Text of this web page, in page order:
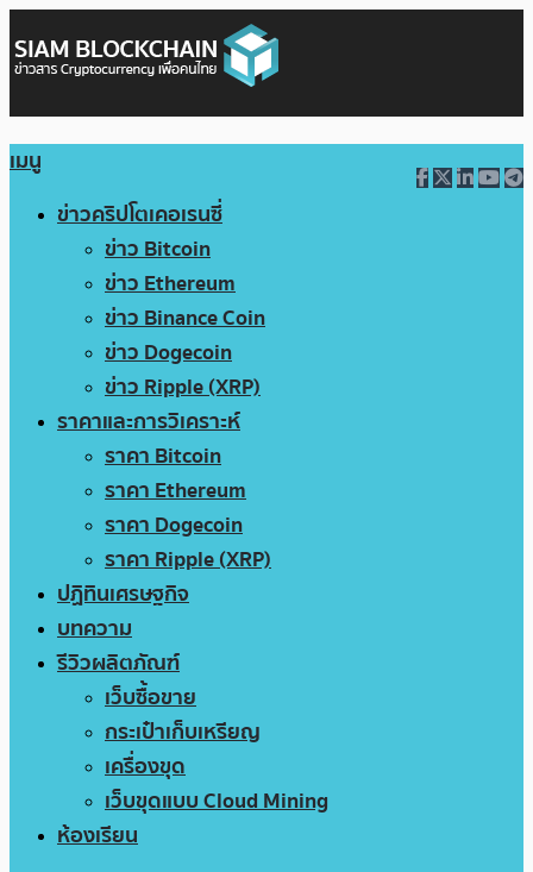
เมนู
ข่าวคริปโตเคอเรนซี่
ข่าว Bitcoin
ข่าว Ethereum
ข่าว Binance Coin
ข่าว Dogecoin
ข่าว Ripple (XRP)
ราคาและการวิเคราะห์
ราคา Bitcoin
ราคา Ethereum
ราคา Dogecoin
ราคา Ripple (XRP)
ปฏิทินเศรษฐกิจ
บทความ
รีวิวผลิตภัณฑ์
เว็บซื้อขาย
กระเป๋าเก็บเหรียญ
เครื่องขุด
เว็บขุดแบบ Cloud Mining
ห้องเรียน